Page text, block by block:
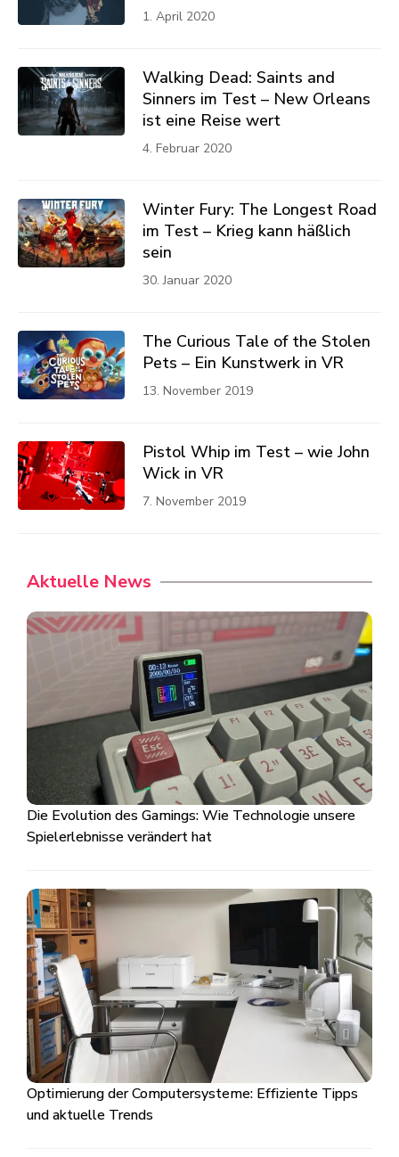
1. April 2020
Walking Dead: Saints and
Sinners im Test – New Orleans
ist eine Reise wert
4. Februar 2020
Winter Fury: The Longest Road
im Test – Krieg kann häßlich
sein
30. Januar 2020
The Curious Tale of the Stolen
Pets – Ein Kunstwerk in VR
13. November 2019
Pistol Whip im Test – wie John
Wick in VR
7. November 2019
Aktuelle News
Die Evolution des Gamings: Wie Technologie unsere
Spielerlebnisse verändert hat
Optimierung der Computersysteme: Effiziente Tipps
und aktuelle Trends